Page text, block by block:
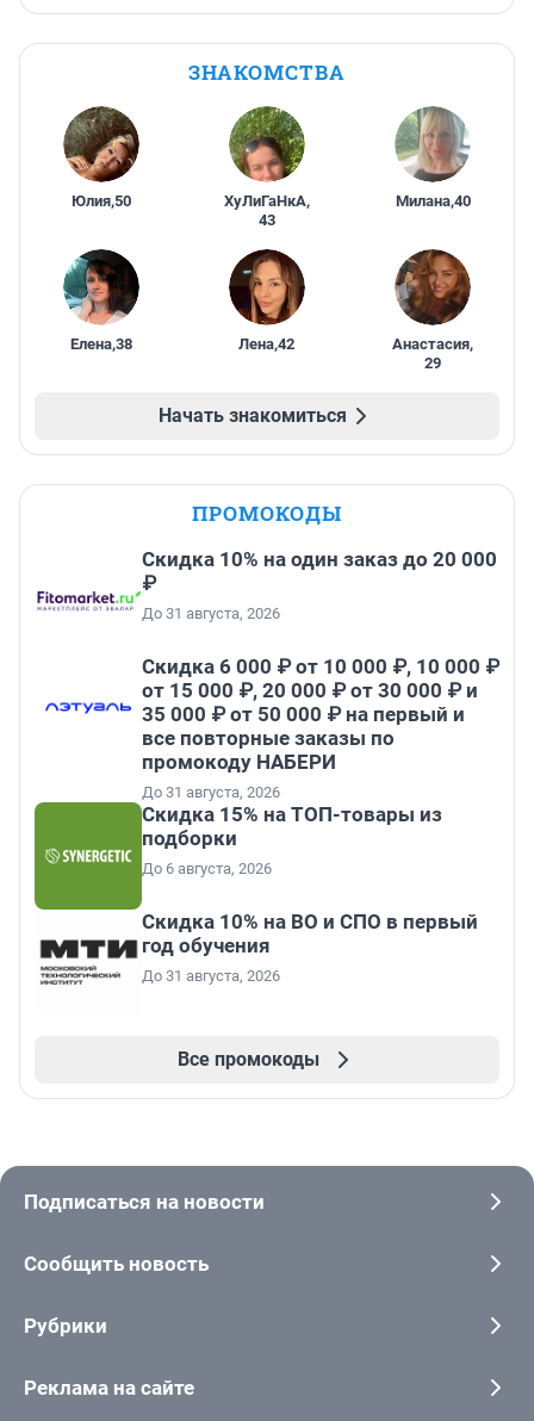
ЗНАКОМСТВА
Юлия,50 ХуЛиГаНкА,
43
Милана,40
Елена,38 Лена,42 Анастасия,
29
Начать знакомиться
ПРОМОКОДЫ
Скидка 10% на один заказ до 20 000
₽
До 31 августа, 2026
Скидка 6 000 ₽ от 10 000 ₽, 10 000 ₽
от 15 000 ₽, 20 000 ₽ от 30 000 ₽ и
35 000 ₽ от 50 000 ₽ на первый и
все повторные заказы по
промокоду НАБЕРИ
До 31 августа, 2026
Скидка 15% на ТОП-товары из
подборки
До 6 августа, 2026
Скидка 10% на ВО и СПО в первый
год обучения
До 31 августа, 2026
Все промокоды
Подписаться на новости
Сообщить новость
Рубрики
Реклама на сайте